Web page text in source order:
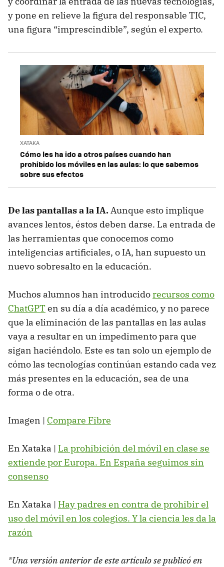
y pone en relieve la figura del responsable TIC,
una figura “imprescindible”, según el experto.
XATAKA
Cómo les ha ido a otros países cuando han
prohibido los móviles en las aulas: lo que sabemos
sobre sus efectos
De las pantallas a la IA.Aunque esto implique
avances lentos, éstos deben darse. La entrada de
las herramientas que conocemos como
inteligencias artificiales, o IA, han supuesto un
nuevo sobresalto en la educación.
Muchos alumnos han introducidorecursos como
ChatGPTen su día a día académico, y no parece
que la eliminación de las pantallas en las aulas
vaya a resultar en un impedimento para que
sigan haciéndolo. Este es tan solo un ejemplo de
cómo las tecnologías continúan estando cada vez
más presentes en la educación, sea de una
forma o de otra.
Imagen | Compare Fibre
En Xataka | La prohibición del móvil en clase se
extiende por Europa. En España seguimos sin
consenso
En Xataka | Hay padres en contra de prohibir el
uso del móvil en los colegios. Y la ciencia les da la
razón
*Una versión anterior de este artículo se publicó en